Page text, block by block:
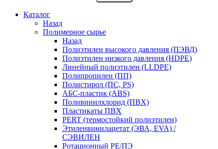
Каталог
Назад
Полимерное сырье
Назад
Полиэтилен высокого давления (ПЭВД)
Полиэтилен низкого давления (HDPE)
Линейный полиэтилен (LLDPE)
Полипропилен (ПП)
Полистирол (ПС, PS)
АБС-пластик (ABS)
Поливинилхлорид (ПВХ)
Пластикаты ПВХ
PERT (термостойкий полиэтилен)
Этиленвинилацетат (ЭВА, EVA) /
СЭВИЛЕН
Ротационный PE/ПЭ